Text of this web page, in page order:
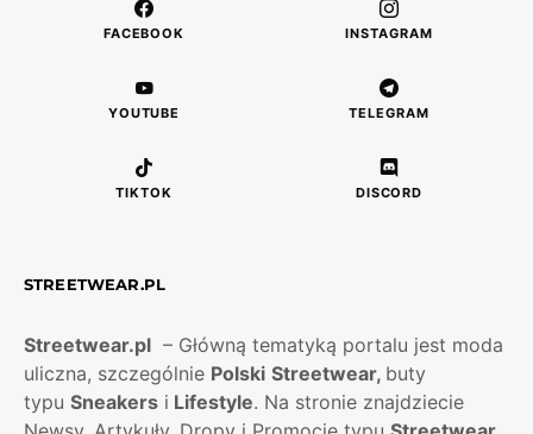
FACEBOOK INSTAGRAM
YOUTUBE TELEGRAM
TIKTOK DISCORD
STREETWEAR.PL
Streetwear.pl – Główną tematyką portalu jest moda
uliczna, szczególnie Polski Streetwear, buty
typu Sneakers i Lifestyle. Na stronie znajdziecie